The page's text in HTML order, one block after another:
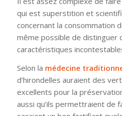
qui est superstition et
concernant la consommation
même possible de distinguer
caractéristiques
Selon la médecine
d’hirondelles auraient des
excellents pour la
aussi qu’ils permettraient de